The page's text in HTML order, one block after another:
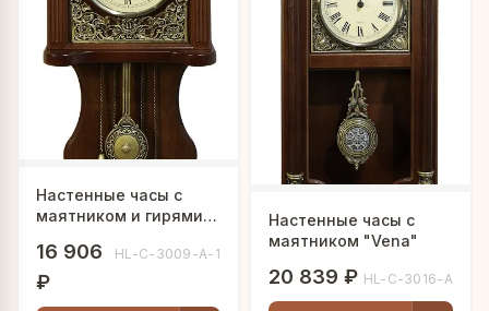
Настенные часы с
маятником и гирями
16 906
₽
HL-C-3009-A-1
Настенные часы с
маятником "Vena"
20 839 ₽ HL-C-3016-A